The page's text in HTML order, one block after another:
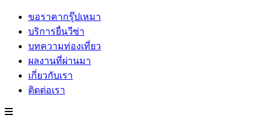
ขอราคากรุ๊ปเหมา
บริการยื่นวีซ่า
บทความท่องเที่ยว
ผลงานที่ผ่านมา
เกี่ยวกับเรา
ติดต่อเรา